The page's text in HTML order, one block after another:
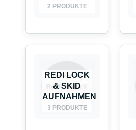
2 PRODUKTE
REDI LOCK
& SKID
AUFNAHMEN
3 PRODUKTE